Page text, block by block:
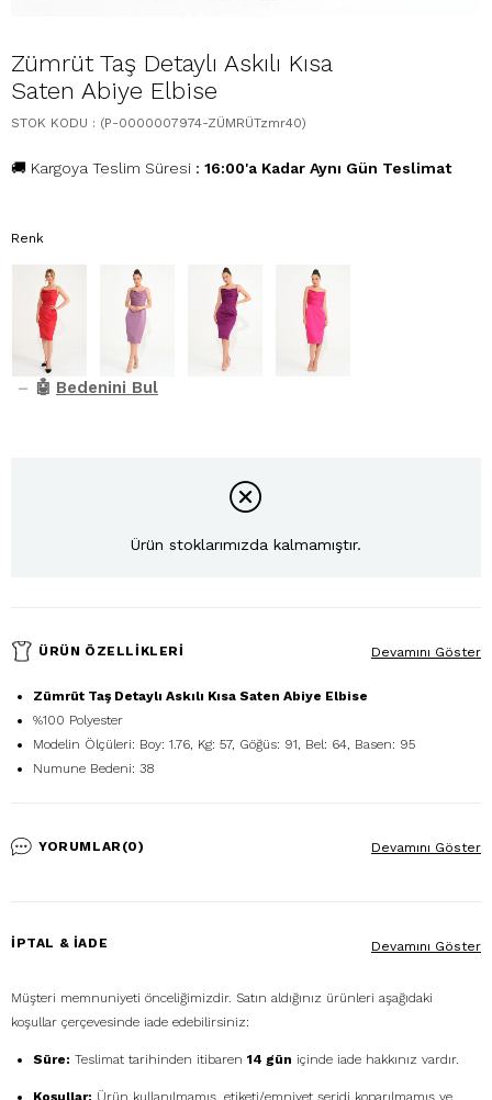
Zümrüt Taş Detaylı Askılı Kısa
Saten Abiye Elbise
STOK KODU (P-0000007974-ZÜMRÜTzmr40)
🚚 Kargoya Teslim Süresi : 16:00'a Kadar Aynı Gün Teslimat
Renk
– 🤖 Bedenini Bul
Ürün stoklarımızda kalmamıştır.
ÜRÜN ÖZELLIKLERI
Zümrüt Taş Detaylı Askılı Kısa Saten Abiye Elbise
%100 Polyester
Modelin Ölçüleri: Boy: 1.76, Kg: 57, Göğüs: 91, Bel: 64, Basen: 95
Numune Bedeni: 38
Devamını Göster
YORUMLAR(0) Devamını Göster
İPTAL & İADE
Müşteri memnuniyeti önceliğimizdir. Satın aldığınız ürünleri aşağıdaki
koşullar çerçevesinde iade edebilirsiniz:
Süre: Teslimat tarihinden itibaren 14 gün içinde iade hakkınız vardır.
Koşullar: Ürün kullanılmamış, etiketi/emniyet şeridi koparılmamış ve
Devamını Göster